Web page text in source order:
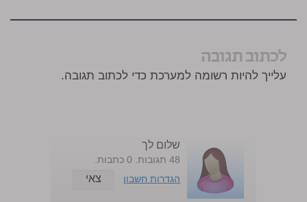
לכתוב תגובה
עלייך להיות רשומה למערכת כדי לכתוב תגובה.
שלום לך
48 תגובות. 0 כתבות.
הגדרות חשבון
צאי